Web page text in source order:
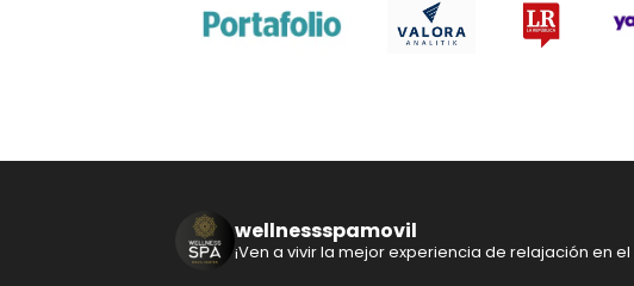
wellnessspamovil
¡Ven a vivir la mejor experiencia de relajación en el